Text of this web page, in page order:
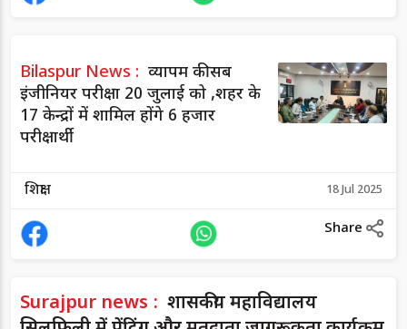
Bilaspur News : व्यापम की सब
इंजीनियर परीक्षा 20 जुलाई को ,शहर के
17 केन्द्रों में शामिल होंगे 6 हजार
परीक्षार्थी
शिक्षा 18 Jul 2025
Share
Surajpur news : शासकीय महाविद्यालय